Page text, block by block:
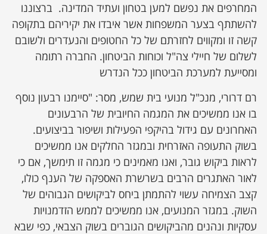
המחרפים את נפשם למען בטחון ועתיד המדינה. ברצוננו
להשתתף בצער המשפחות אשר איבדו את יקיריהם בתקופה
קשה זו ומקווים לחזרתם של כל החטופים והנעדרים ולשובם
לשלום של חיילי צה"ל וכוחות הביטחון. החברה רתומה
ומסייעת למערכת הביטחון ככל הנדרש
רם דרורי, מנכ"ל מנועי בית שמש, מסר: "סיימנו רבעון נוסף
בו אנו ממשיכים את המגמה החיובית של הרבעונים
האחרונים עם גידול בהיקפי הפעילות ושיפור בביצועים.
בשוק התעופה האזרחית ובמגזר החלקים אנו ממשיכים
לראות ביקוש גובר, ואנו מאמינים כי מגמה זו תימשך, אם כי
לאור האתגרים הרבים בשרשרת האספקה של הענף כולו,
קצב הצמיחה עשוי להתמתן ביחס לביקושים הגבוהים של
השוק. במגזר המנועים, אנו ממשיכים לממש הזדמנויות
עסקיות ונהנים מהביקושים הגוברים בשוק הצבאי, כפי שבא